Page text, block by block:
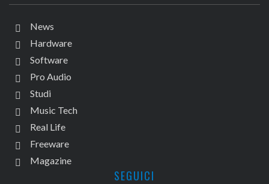
News
Hardware
Software
Pro Audio
Studi
Music Tech
Real Life
Freeware
Magazine
SEGUICI